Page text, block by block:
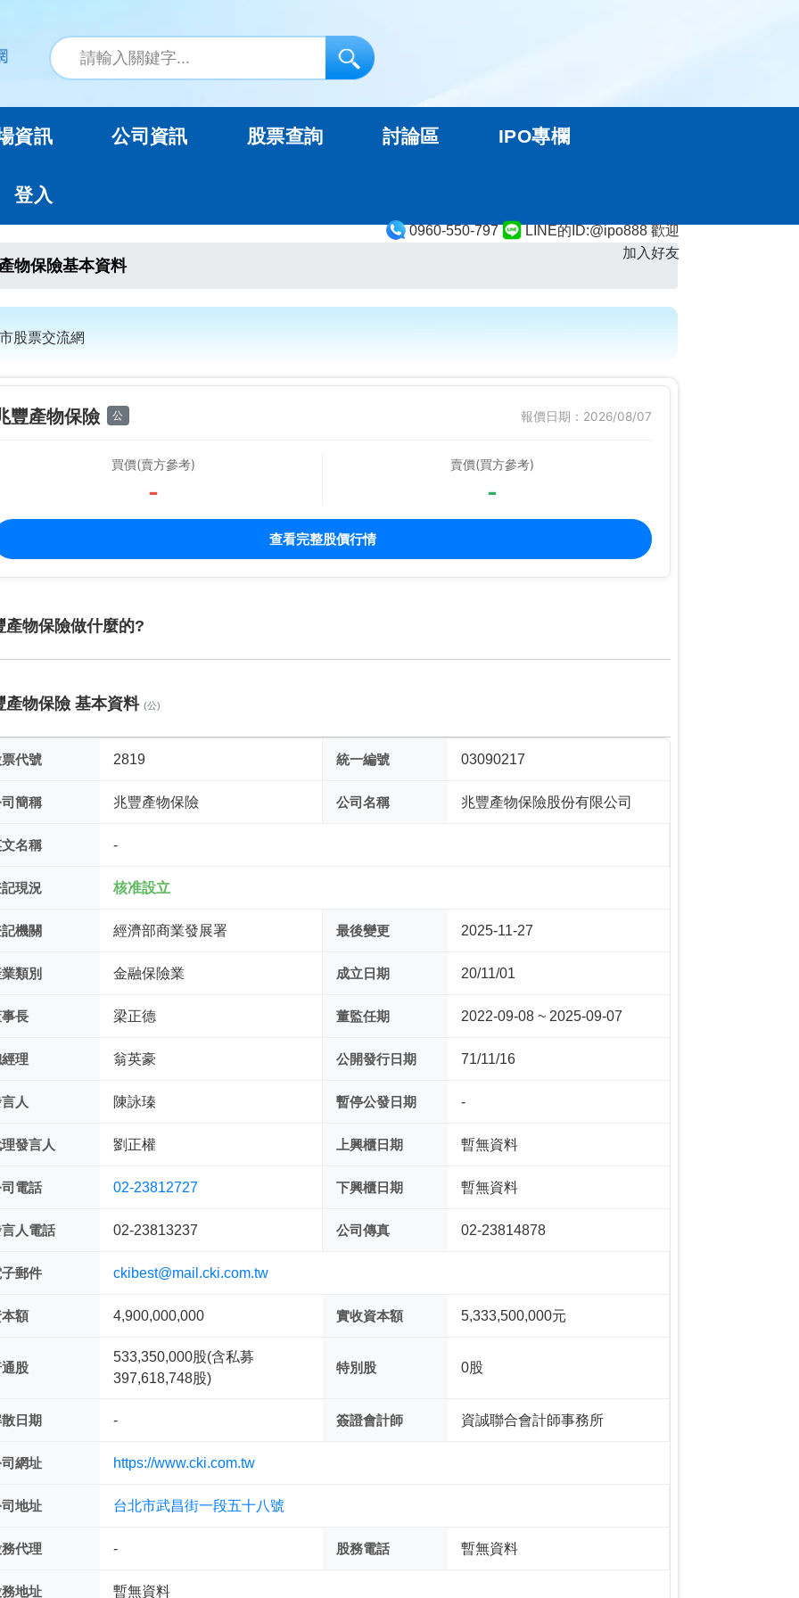
0960-550-797
LINE的ID:@ipo888 歡迎
加入好友
資訊 公司資訊 股票查詢 討論區 IPO專欄
登入
物保險基本資料
股票交流網
豐產物保險 公 報價日期：2026/08/07
買價(賣方參考)
-
賣價(買方參考)
-
查看完整股價行情
產物保險做什麼的?
產物保險 基本資料(公)
代號 2819 統一編號 03090217
簡稱 兆豐產物保險 公司名稱 兆豐產物保險股份有限公司
名稱 -
現況 核准設立
機關 經濟部商業發展署 最後變更 2025-11-27
類別 金融保險業 成立日期 20/11/01
長 梁正德 董監任期 2022-09-08 ~ 2025-09-07
理 翁英豪 公開發行日期 71/11/16
人 陳詠瑧 暫停公發日期 -
發言人 劉正權 上興櫃日期 暫無資料
電話 02-23812727 下興櫃日期 暫無資料
人電話 02-23813237 公司傳真 02-23814878
郵件 ckibest@mail.cki.com.tw
額 4,900,000,000 實收資本額 5,333,500,000元
股
533,350,000股(含私募
397,618,748股)
特別股 0股
日期 - 簽證會計師 資誠聯合會計師事務所
網址 https://www.cki.com.tw
地址 台北市武昌街一段五十八號
代理 - 股務電話 暫無資料
地址 暫無資料